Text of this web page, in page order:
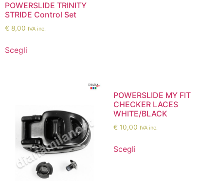
POWERSLIDE TRINITY
STRIDE Control Set
€ 8,00 IVA inc.
Scegli
POWERSLIDE MY FIT
CHECKER LACES
WHITE/BLACK
€ 10,00 IVA inc.
Scegli